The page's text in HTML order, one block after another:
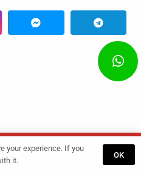
GET A QUOTE
your experience. If you
it.
OK